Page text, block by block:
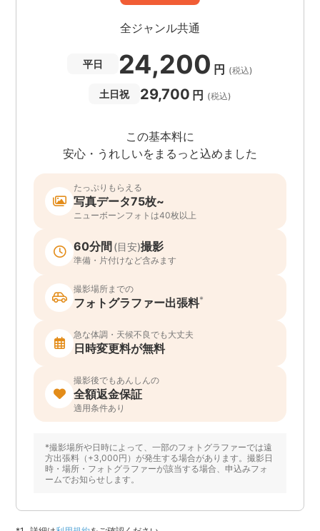
全ジャンル共通
平日 24,200 円 (税込)
土日祝 29,700 円 (税込)
この基本料に
安心・うれしいをまるっと込めました
たっぷりもらえる
写真データ75枚~
ニューボーンフォトは40枚以上
60分間 (目安)撮影
準備・片付けなど含みます
撮影場所までの
フォトグラファー出張料*
急な体調・天候不良でも大丈夫
日時変更料が無料
撮影後でもあんしんの
全額返金保証
適用条件あり
*撮影場所や日時によって、一部のフォトグラファーでは遠
方出張料（+3,000円）が発生する場合があります。撮影日
時・場所・フォトグラファーが該当する場合、申込みフォ
ームでお知らせします。